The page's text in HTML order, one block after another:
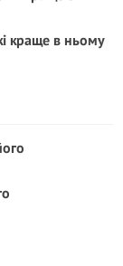
краще в ньому